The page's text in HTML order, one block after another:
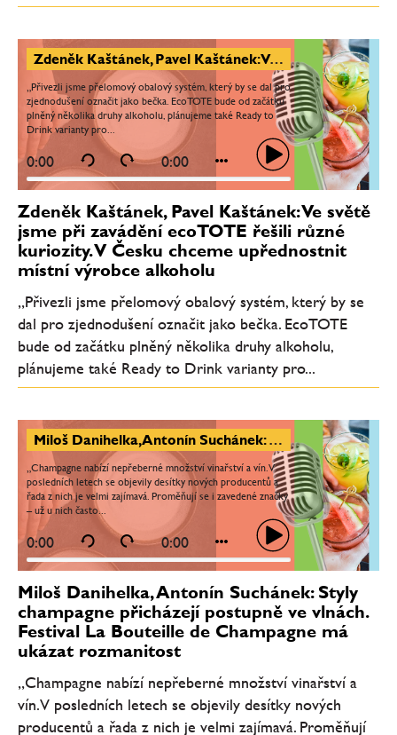
Zdeněk Kaštánek, Pavel Kaštánek: Ve světě jsme při zavádění ecoTOTE řešili různé kuriozity. V Česku chceme upřednostnit místní výrobce alkoholu
„Přivezli jsme přelomový obalový systém, který by se dal pro
zjednodušení označit jako bečka. EcoTOTE bude od začátku
plněný několika druhy alkoholu, plánujeme také Ready to
Drink varianty pro...
0:00 0:00
Zdeněk Kaštánek, Pavel Kaštánek: Ve světě
jsme při zavádění ecoTOTE řešili různé
kuriozity. V Česku chceme upřednostnit
místní výrobce alkoholu
„Přivezli jsme přelomový obalový systém, který by se
dal pro zjednodušení označit jako bečka. EcoTOTE
bude od začátku plněný několika druhy alkoholu,
plánujeme také Ready to Drink varianty pro...
Miloš Danihelka, Antonín Suchánek: Styly champagne přicházejí postupně ve vlnách. Festival La Bouteille de Champagne má ukázat rozmanitost
„Champagne nabízí nepřeberné množství vinařství a vín. V
posledních letech se objevily desítky nových producentů a
řada z nich je velmi zajímavá. Proměňují se i zavedené značky
– už u nich často...
0:00 0:00
Miloš Danihelka, Antonín Suchánek: Styly
champagne přicházejí postupně ve vlnách.
Festival La Bouteille de Champagne má
ukázat rozmanitost
„Champagne nabízí nepřeberné množství vinařství a
vín. V posledních letech se objevily desítky nových
producentů a řada z nich je velmi zajímavá. Proměňují